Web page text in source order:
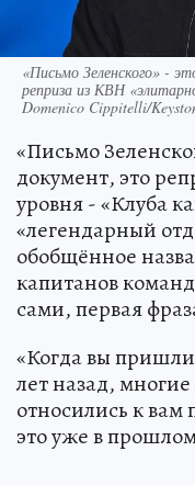
«Письмо Зеленского» -
реприза из КВН
Domenico Cippitelli/
«Письмо
документ, это
уровня - «Клуба
«легендарный
обобщённое
капитанов
сами, первая
«Когда вы пришли
лет назад,
относились к
это уже в